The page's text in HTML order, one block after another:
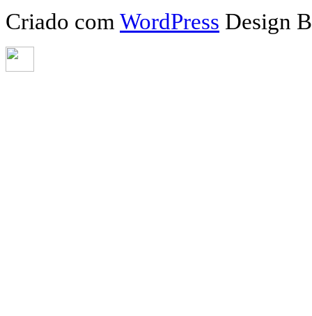
Criado com WordPress Design